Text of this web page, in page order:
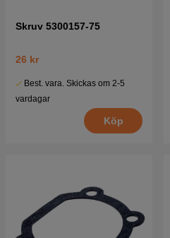
Skruv 5300157-75
26 kr
Best. vara. Skickas om 2-5
vardagar
Köp